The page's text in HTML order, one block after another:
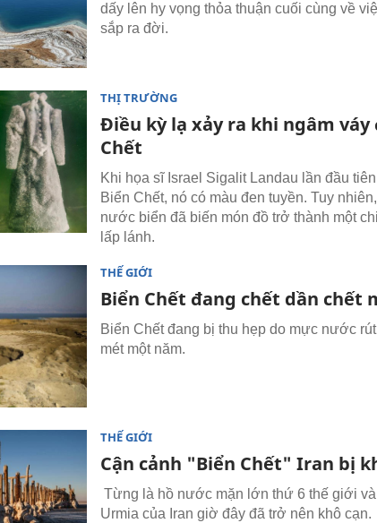
dấy lên hy vọng thỏa thuận cuối cùng về
sắp ra đời.
THỊ TRƯỜNG
Điều kỳ lạ xảy ra khi ngâm váy
Chết
Khi họa sĩ Israel Sigalit Landau lần đầu
Biển Chết, nó có màu đen tuyền. Tuy
nước biển đã biến món đồ trở thành một
lấp lánh.
THẾ GIỚI
Biển Chết đang chết dần chết
Biển Chết đang bị thu hẹp do mực nước
mét một năm.
THẾ GIỚI
Cận cảnh "Biển Chết" Iran bị
Từng là hồ nước mặn lớn thứ 6 thế giới
Urmia của Iran giờ đây đã trở nên khô cạn.